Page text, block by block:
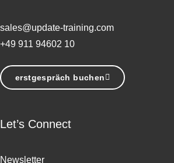
sales@update-training.com
+49 911 94602 10
erstgespräch buchen
Let’s Connect
Newsletter